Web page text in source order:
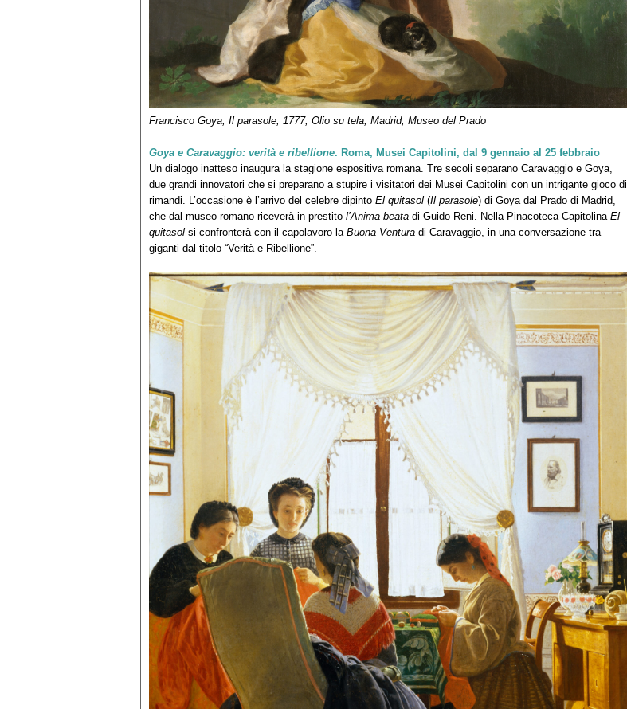
Francisco Goya, Il parasole, 1777, Olio su tela, Madrid, Museo del Prado
Goya e Caravaggio: verità e ribellione. Roma, Musei Capitolini, dal 9 gennaio al 25 febbraio
Un dialogo inatteso inaugura la stagione espositiva romana. Tre secoli separano Caravaggio e Goya,
due grandi innovatori che si preparano a stupire i visitatori dei Musei Capitolini con un intrigante gioco di
rimandi. L’occasione è l’arrivo del celebre dipinto El quitasol (Il parasole) di Goya dal Prado di Madrid,
che dal museo romano riceverà in prestito l’Anima beata di Guido Reni. Nella Pinacoteca Capitolina El
quitasol si confronterà con il capolavoro la Buona Ventura di Caravaggio, in una conversazione tra
giganti dal titolo “Verità e Ribellione”.